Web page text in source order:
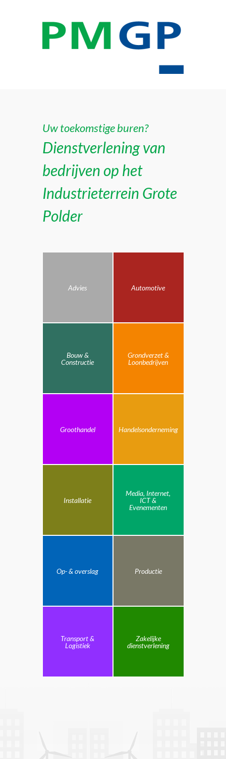
Uw toekomstige buren?
Dienstverlening van
bedrijven op het
Industrieterrein Grote
Polder
Advies Automotive
Bouw &
Constructie
Grondverzet &
Loonbedrijven
Groothandel Handelsonderneming
Installatie
Media, Internet,
ICT &
Evenementen
Op- & overslag Productie
Transport &
Logistiek
Zakelijke
dienstverlening